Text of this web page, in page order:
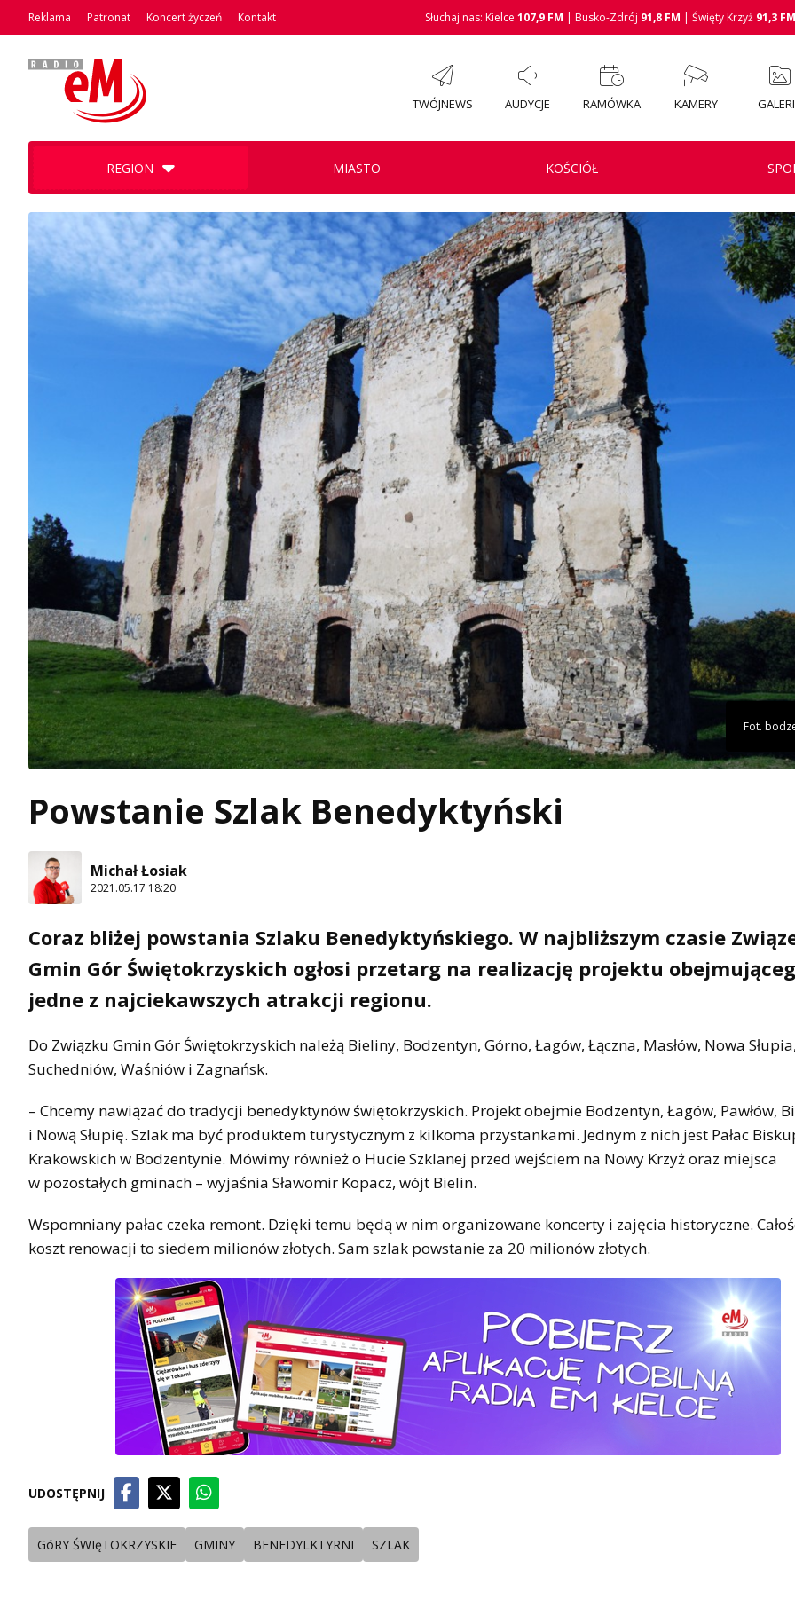
Reklama Patronat Koncert życzeń Kontakt Słuchaj nas: Kielce 107,9 FM | Busko-Zdrój 91,8 FM | Święty Krzyż 91,3 FM
TWÓJNEWS AUDYCJE RAMÓWKA KAMERY
REGION MIASTO KOŚCIÓŁ
Fot.
Powstanie Szlak Benedyktyński
Michał Łosiak
2021.05.17 18:20
Coraz bliżej powstania Szlaku Benedyktyńskiego. W najbliższym czasie
Gmin Gór Świętokrzyskich ogłosi przetarg na realizację projektu
jedne z najciekawszych atrakcji regionu.
Do Związku Gmin Gór Świętokrzyskich należą Bieliny, Bodzentyn, Górno, Łagów, Łączna, Masłów, Nowa
Suchedniów, Waśniów i Zagnańsk.
– Chcemy nawiązać do tradycji benedyktynów świętokrzyskich. Projekt obejmie Bodzentyn, Łagów, Pawłów,
i Nową Słupię. Szlak ma być produktem turystycznym z kilkoma przystankami. Jednym z nich jest Pałac
Krakowskich w Bodzentynie. Mówimy również o Hucie Szklanej przed wejściem na Nowy Krzyż oraz miejsca
w pozostałych gminach – wyjaśnia Sławomir Kopacz, wójt Bielin.
Wspomniany pałac czeka remont. Dzięki temu będą w nim organizowane koncerty i zajęcia historyczne.
koszt renowacji to siedem milionów złotych. Sam szlak powstanie za 20 milionów złotych.
UDOSTĘPNIJ
GóRY ŚWIęTOKRZYSKIE GMINY BENEDYLKTYRNI SZLAK